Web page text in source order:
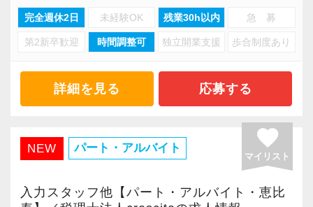
当社の実践型インターンでは、普段の学生生活
では扱うことのない専門性が高い業務をお任せ
します。
そのため、勢いだけではどうにもならない課題
や問題点もでてきますが、一つずつ確実に乗り
常に自ら学ぶ姿勢で臨んでください。着実に実
績を作りながら課題や問題の分析スキルを身に
付ける経験を積むことが自信に繋がります。
多くのインターン生を育成した実績があります
せます。
ぜひ体験してください！
【明確なキャリアパスで成長をバックアップし
ます】
キャリアステップは等級制（1〜6等級）で、求
められる業務レベルや役割を明確にしていま
す。目標設定がしやすく、成長を実感しながら
昇級は年に2回の自己申請制で何度でもチャレン
客への価値提供そのものを再設計しています。
賞金総額100万円の「AI HACK Challenge」を実
施し、優れた取り組みに賞金を支給しました。
そこで生まれた活用事例を実務へ広げ、仕訳入
力や申告書作成だけでなく、事業計画書の作成
など、顧客支援の領域でもAI活用が進んでいま
す。
完全週休2日 未経験OK 残業30h以内 急 募
第2新卒歓迎 時間調整可 独立開業支援 歩合制度あり
詳細を見る 応募する
NEW パート・アルバイト favorite
マイリスト
入力スタッフ他【パート・アルバイト・恵比